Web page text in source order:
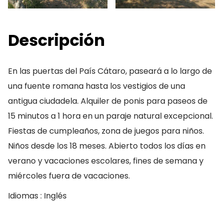
Descripción
En las puertas del País Cátaro, paseará a lo largo de
una fuente romana hasta los vestigios de una
antigua ciudadela. Alquiler de ponis para paseos de
15 minutos a 1 hora en un paraje natural excepcional.
Fiestas de cumpleaños, zona de juegos para niños.
Niños desde los 18 meses. Abierto todos los días en
verano y vacaciones escolares, fines de semana y
miércoles fuera de vacaciones.
Idiomas : Inglés